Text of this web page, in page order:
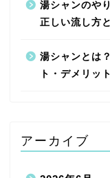
湯シャンのや
正しい流し方
湯シャンとは
ト・デメリッ
アーカイブ